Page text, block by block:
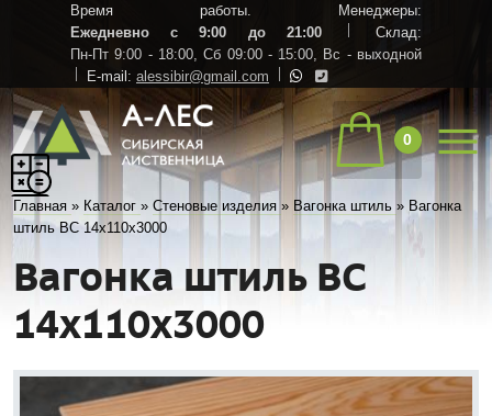
Время работы. Менеджеры:
Ежедневно с 9:00 до 21:00
Склад:
Пн-Пт 9:00 - 18:00, Сб 09:00 - 15:00, Вс - выходной
E-mail: alessibir@gmail.com
0
Главная » Каталог »Стеновые изделия » Вагонка штиль » Вагонка
штиль ВC 14х110х3000
Вагонка штиль ВC
14х110х3000